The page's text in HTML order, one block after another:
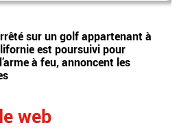
sur un golf appartenant à
est poursuivi pour
à feu, annoncent les
web